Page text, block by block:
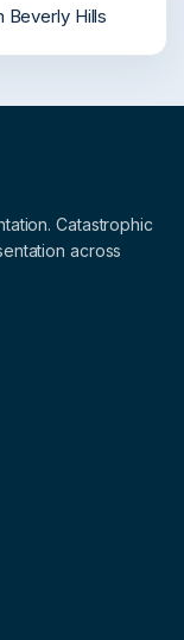
Beverly Hills
Catastrophic
across